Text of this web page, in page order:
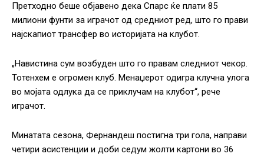
Претходно беше објавено дека Спарс ќе плати 85
милиони фунти за играчот од средниот ред, што го прави
најскапиот трансфер во историјата на клубот.
„Навистина сум возбуден што го правам следниот чекор.
Тотенхем е огромен клуб. Менаџерот одигра клучна улога
во мојата одлука да се приклучам на клубот“, рече
играчот.
Минатата сезона, Фернандеш постигна три гола, направи
четири асистенции и доби седум жолти картони во 36